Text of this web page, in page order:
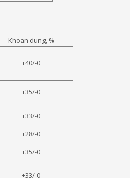
Khoan dung, %
+40/-0
+35/-0
+33/-0
+28/-0
+35/-0
+33/-0